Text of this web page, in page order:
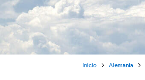
Inicio Alemania